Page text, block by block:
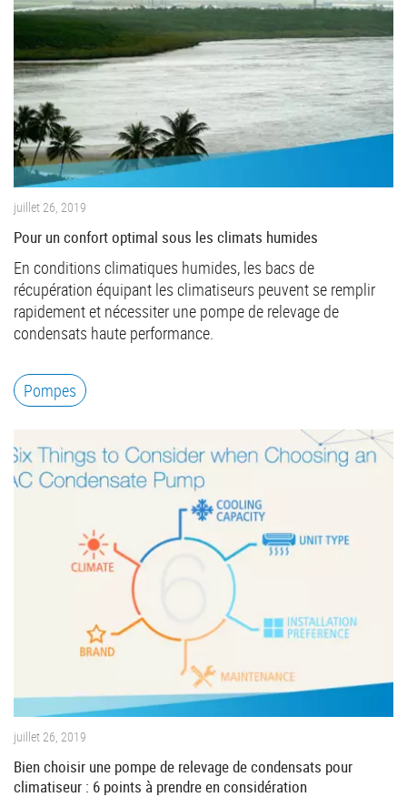
juillet 26, 2019
Pour un confort optimal sous les climats humides
En conditions climatiques humides, les bacs de
récupération équipant les climatiseurs peuvent se remplir
rapidement et nécessiter une pompe de relevage de
condensats haute performance.
Pompes
juillet 26, 2019
Bien choisir une pompe de relevage de condensats pour
climatiseur : 6 points à prendre en considération